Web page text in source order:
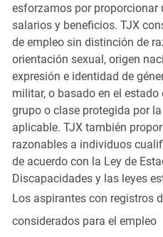
esforzamos por proporcionar
salarios y beneficios. TJX
de empleo sin distinción de
orientación sexual, origen
expresión e identidad de
militar, o basado en el
grupo o clase protegida por
aplicable. TJX también
razonables a individuos
de acuerdo con la Ley de
Discapacidades y las leyes
Los aspirantes con registros
considerados para el empleo